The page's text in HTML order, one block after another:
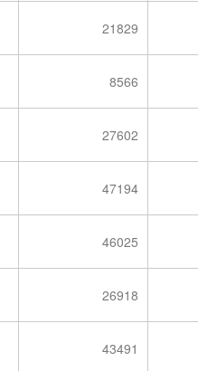
21829
8566
27602
47194
46025
26918
43491